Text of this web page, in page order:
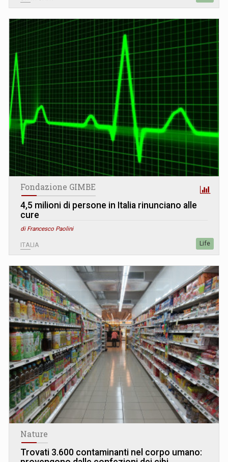
Fondazione GIMBE
4,5 milioni di persone in Italia rinunciano alle
cure
di Francesco Paolini
ITALIA Life
Nature
Trovati 3.600 contaminanti nel corpo umano: